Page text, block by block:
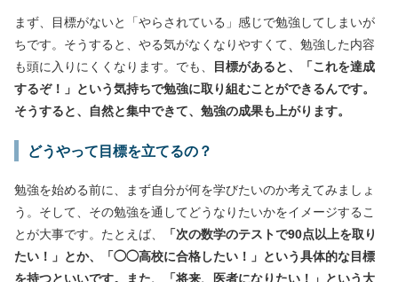
まず、目標がないと「やらされている」感じで勉強してしまいが
ちです。そうすると、やる気がなくなりやすくて、勉強した内容
も頭に入りにくくなります。でも、
目標があると、「これを達成
するぞ！」という気持ちで勉強に取り組むことができるんです。
そうすると、自然と集中できて、勉強の成果も上がります。
どうやって目標を立てるの？
勉強を始める前に、まず自分が何を学びたいのか考えてみましょ
う。そして、その勉強を通してどうなりたいかをイメージするこ
とが大事です。たとえば、
「次の数学のテストで90点以上を取り
たい！」とか、「◯◯高校に合格したい！」という具体的な目標
を持つといいです。また、「将来、医者になりたい！」という大